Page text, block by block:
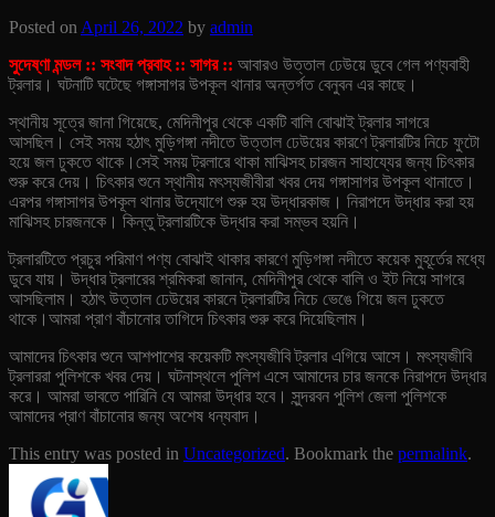
Posted on April 26, 2022 by admin
সুদেষ্ণা মন্ডল :: সংবাদ প্রবাহ :: সাগর :: আবারও উত্তাল ঢেউয়ে ডুবে গেল পণ্যবাহী
ট্রলার। ঘটনাটি ঘটেছে গঙ্গাসাগর উপকূল থানার অন্তর্গত বেনুবন এর কাছে।
স্থানীয় সূত্রে জানা গিয়েছে, মেদিনীপুর থেকে একটি বালি বোঝাই ট্রলার সাগরে
আসছিল। সেই সময় হঠাৎ মুড়িগঙ্গা নদীতে উত্তাল ঢেউয়ের কারণে ট্রলারটির নিচে ফুটো
হয়ে জল ঢুকতে থাকে। সেই সময় ট্রলারে থাকা মাঝিসহ চারজন সাহায্যের জন্য চিৎকার
শুরু করে দেয়। চিৎকার শুনে স্থানীয় মৎস্যজীবীরা খবর দেয় গঙ্গাসাগর উপকূল থানাতে।
এরপর গঙ্গাসাগর উপকূল থানার উদ্যোগে শুরু হয় উদ্ধারকাজ। নিরাপদে উদ্ধার করা হয়
মাঝিসহ চারজনকে। কিন্তু ট্রলারটিকে উদ্ধার করা সম্ভব হয়নি।
ট্রলারটিতে প্রচুর পরিমাণ পণ্য বোঝাই থাকার কারণে মুড়িগঙ্গা নদীতে কয়েক মুহূর্তের মধ্যে
ডুবে যায়। উদ্ধার ট্রলারের শ্রমিকরা জানান, মেদিনীপুর থেকে বালি ও ইট নিয়ে সাগরে
আসছিলাম। হঠাৎ উত্তাল ঢেউয়ের কারনে ট্রলারটির নিচে ভেঙে গিয়ে জল ঢুকতে
থাকে।আমরা প্রাণ বাঁচানোর তাগিদে চিৎকার শুরু করে দিয়েছিলাম।
আমাদের চিৎকার শুনে আশপাশের কয়েকটি মৎস্যজীবি ট্রলার এগিয়ে আসে। মৎস্যজীবি
ট্রলাররা পুলিশকে খবর দেয়। ঘটনাস্থলে পুলিশ এসে আমাদের চার জনকে নিরাপদে উদ্ধার
করে। আমরা ভাবতে পারিনি যে আমরা উদ্ধার হবে। সুন্দরবন পুলিশ জেলা পুলিশকে
আমাদের প্রাণ বাঁচানোর জন্য অশেষ ধন্যবাদ।
This entry was posted in Uncategorized. Bookmark the permalink.